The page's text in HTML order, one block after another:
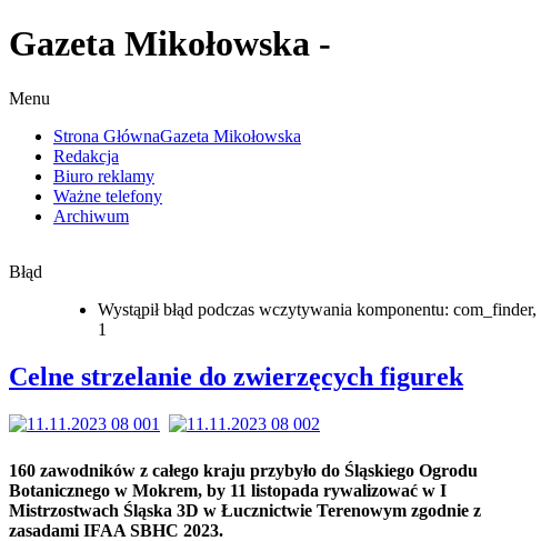
Gazeta Mikołowska -
Menu
Strona GłównaGazeta Mikołowska
Redakcja
Biuro reklamy
Ważne telefony
Archiwum
Błąd
Wystąpił błąd podczas wczytywania komponentu: com_finder,
1
Celne strzelanie do zwierzęcych figurek
160 zawodników z całego kraju przybyło do Śląskiego Ogrodu
Botanicznego w Mokrem, by 11 listopada rywalizować w I
Mistrzostwach Śląska 3D w Łucznictwie Terenowym zgodnie z
zasadami IFAA SBHC 2023.